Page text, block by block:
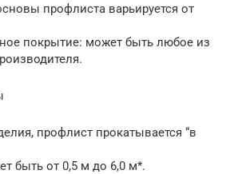
профлиста варьируется от
покрытие: может быть любое из
профлист прокатывается “в
быть от 0,5 м до 6,0 м*.